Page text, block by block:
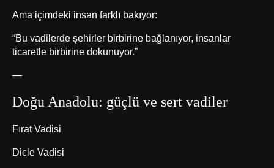
Ama içimdeki insan farklı bakıyor:
“Bu vadilerde şehirler birbirine bağlanıyor, insanlar
ticaretle birbirine dokunuyor.”
—
Doğu Anadolu: güçlü ve sert vadiler
Fırat Vadisi
Dicle Vadisi